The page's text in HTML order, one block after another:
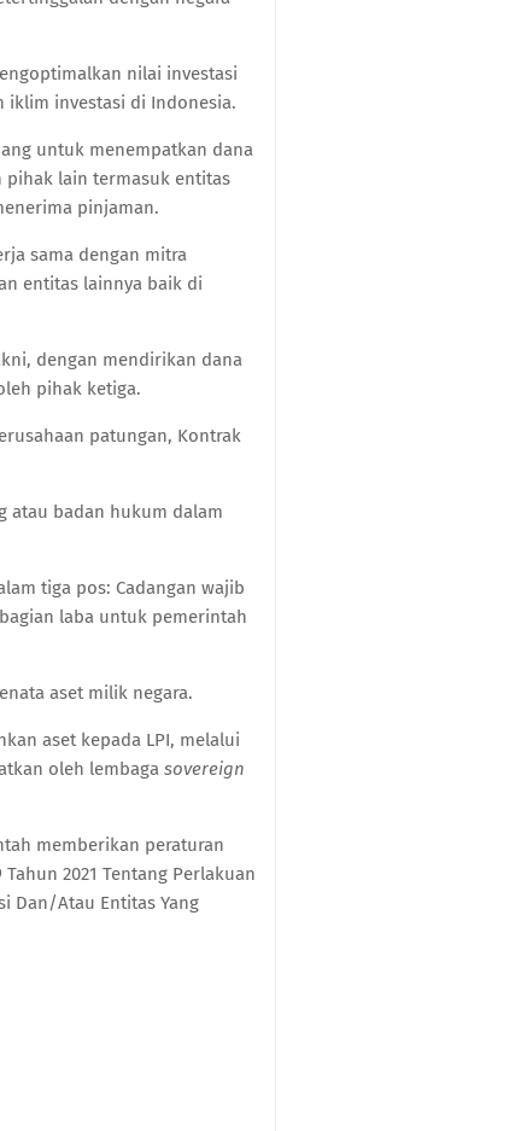
nilai investasi
iklim investasi di Indonesia.
untuk menempatkan dana
pihak lain termasuk entitas
pinjaman.
sama dengan mitra
entitas lainnya baik di
dengan mendirikan dana
pihak ketiga.
patungan, Kontrak
atau badan hukum dalam
tiga pos: Cadangan wajib
laba untuk pemerintah
aset milik negara.
aset kepada LPI, melalui
oleh lembaga sovereign
memberikan peraturan
2021 Tentang Perlakuan
Dan/Atau Entitas Yang